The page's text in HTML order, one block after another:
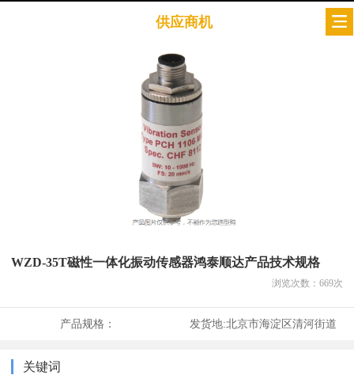
供应商机
WZD-35T磁性一体化振动传感器鸿泰顺达产品技术规格
浏览次数： 669次
产品规格： 发货地:北京市海淀区清河街道
关键词